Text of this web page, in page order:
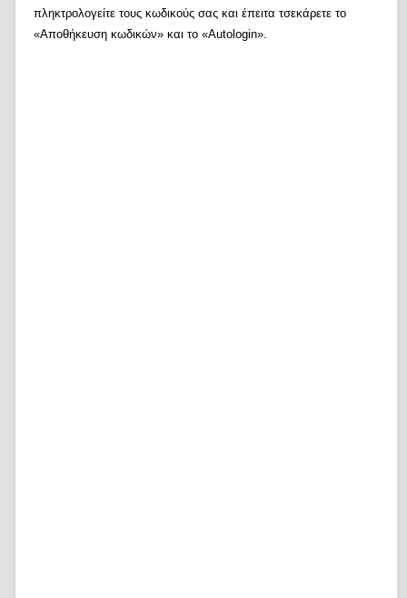
πληκτρολογείτε τους κωδικούς σας και έπειτα τσεκάρετε το
«Αποθήκευση κωδικών» και το «Autologin».